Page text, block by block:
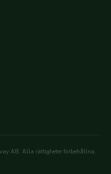
AB. Alla rättigheter förbehållna.